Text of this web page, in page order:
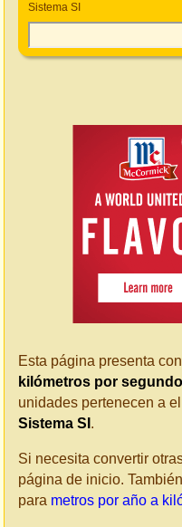
Sistema SI
Esta página presenta
kilómetros por segundo
unidades pertenecen a
Sistema SI .
Si necesita convertir
página de inicio.
para metros por año a